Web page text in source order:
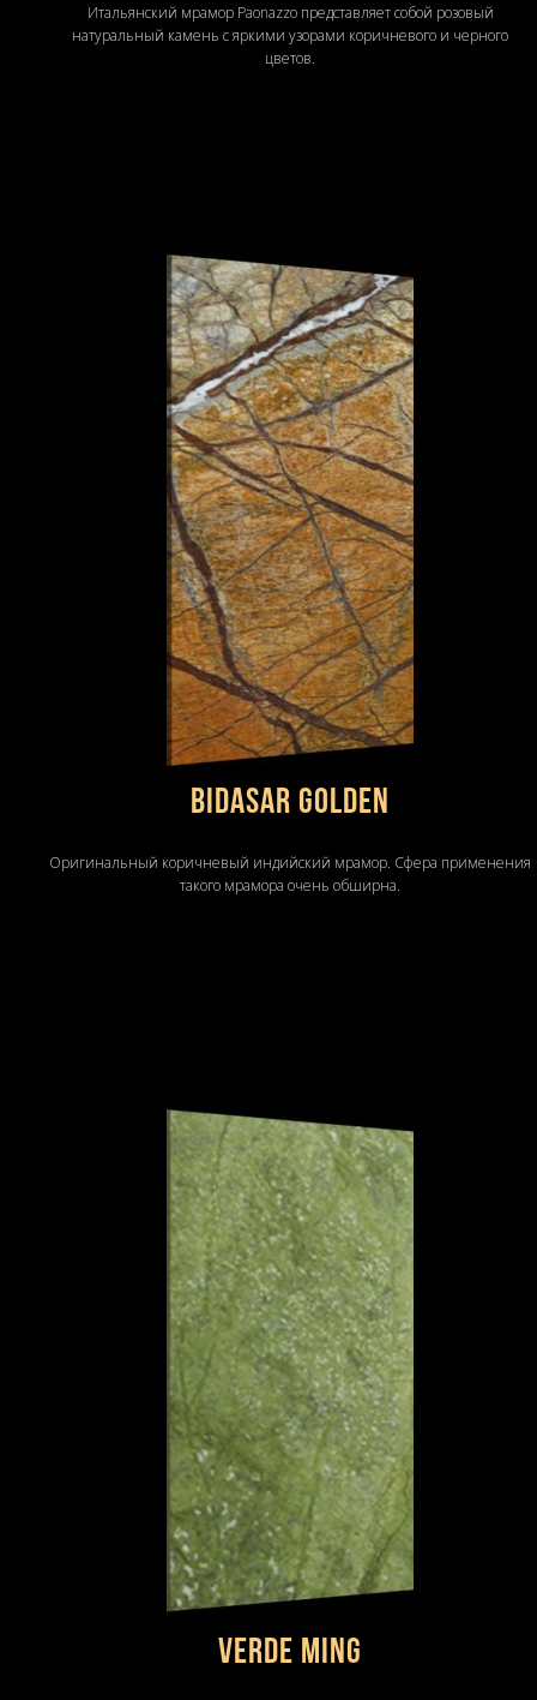
Итальянский мрамор Paonazzo представляет собой розовый
натуральный камень с яркими узорами коричневого и черного
цветов.
BIDASAR GOLDEN
Оригинальный коричневый индийский мрамор. Сфера применения
такого мрамора очень обширна.
Verde Ming